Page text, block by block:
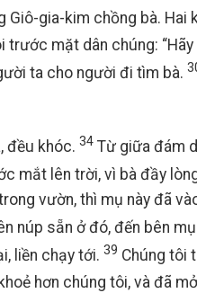
Giô-gia-kim chồng bà. Hai
trước mặt dân chúng:
ta cho người đi tìm bà.
đều khóc. 34 Từ giữa đám
mắt lên trời, vì bà đầy
vườn, thì mụ này đã
núp sẵn ở đó, đến bên
liền chạy tới. 39 Chúng tôi
hơn chúng tôi, và đã